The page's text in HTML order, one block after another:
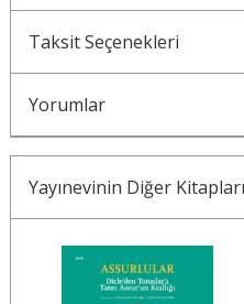
Taksit Seçenekleri
Yorumlar
Yayınevinin Diğer Kitapları